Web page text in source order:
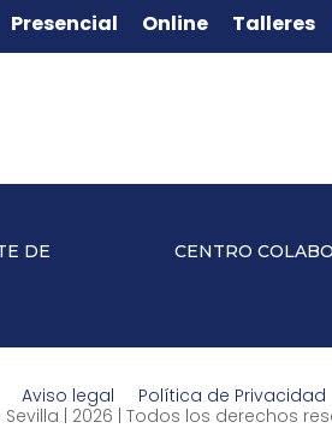
Presencial Online Talleres
DE CENTRO
Aviso legal Política de Privacidad
| 2026 | Todos los derechos